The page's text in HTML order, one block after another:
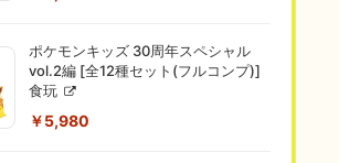
ポケモンキッズ 30周年スペシャル
vol.2編 [全12種セット(フルコンプ)]
食玩
￥5,980